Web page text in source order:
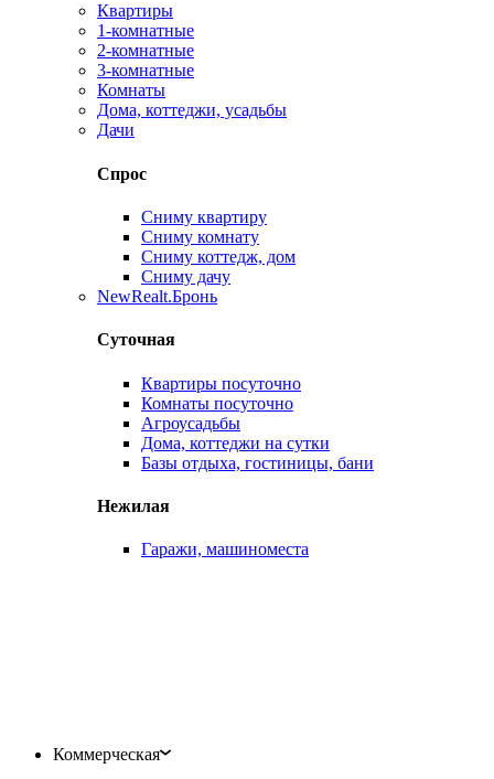
Квартиры
1-комнатные
2-комнатные
3-комнатные
Комнаты
Дома, коттеджи, усадьбы
Дачи
Спрос
Сниму квартиру
Сниму комнату
Сниму коттедж, дом
Сниму дачу
NewRealt.Бронь
Суточная
Квартиры посуточно
Комнаты посуточно
Агроусадьбы
Дома, коттеджи на сутки
Базы отдыха, гостиницы, бани
Нежилая
Гаражи, машиноместа
Коммерческая